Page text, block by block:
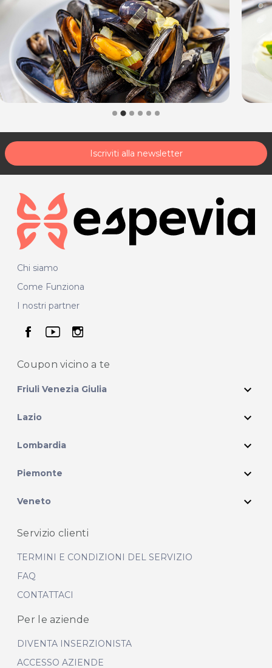
Iscriviti alla newsletter
Chi siamo
Come Funziona
I nostri partner
seguici su facebook
seguici su youtube
seguici su instagram
Coupon vicino a te
Friuli Venezia Giulia expand_more
Lazio expand_more
Lombardia expand_more
Piemonte expand_more
Veneto expand_more
Servizio clienti
TERMINI E CONDIZIONI DEL SERVIZIO
FAQ
CONTATTACI
Per le aziende
DIVENTA INSERZIONISTA
ACCESSO AZIENDE